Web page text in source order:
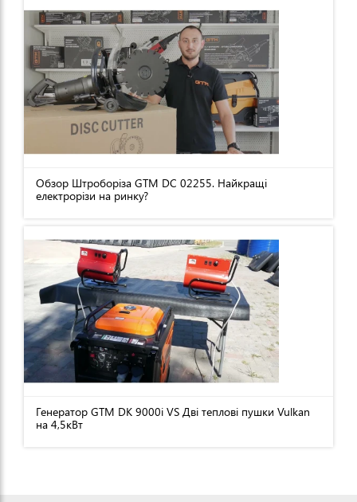
Обзор Штроборіза GTM DC 02255. Найкращі
електрорізи на ринку?
Генератор GTM DK 9000i VS Дві теплові пушки Vulkan
на 4,5кВт